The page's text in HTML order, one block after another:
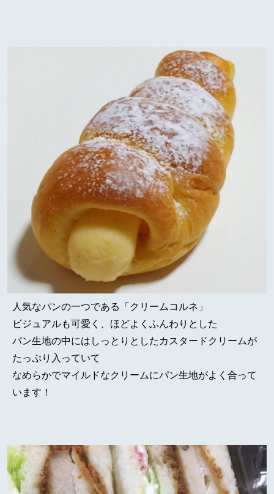
人気なパンの一つである「クリームコルネ」
ビジュアルも可愛く、ほどよくふんわりとした
パン生地の中にはしっとりとしたカスタードクリームが
たっぷり入っていて
なめらかでマイルドなクリームにパン生地がよく合って
います！